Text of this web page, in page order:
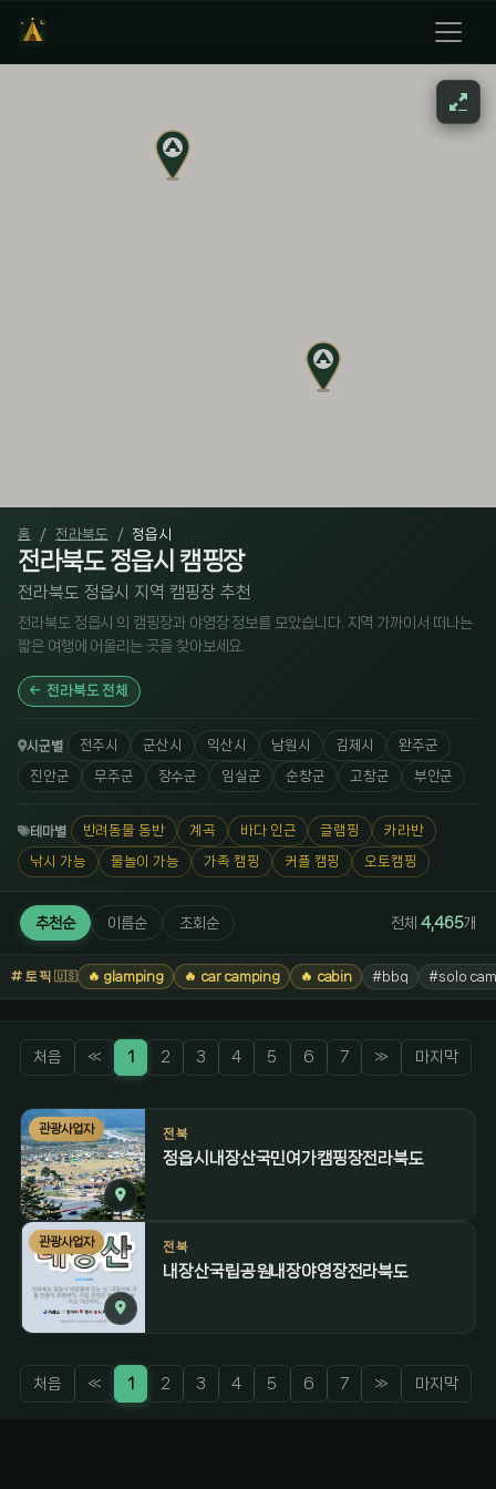
홈 전라북도 정읍시
전라북도 정읍시 캠핑장
전라북도 정읍시 지역 캠핑장 추천
전라북도 정읍시 의 캠핑장과 야영장 정보를 모았습니다. 지역 가까이서 떠나는
짧은 여행에 어울리는 곳을 찾아보세요.
전라북도 전체
시군별 전주시 군산시 익산시 남원시 김제시 완주군
진안군 무주군 장수군 임실군 순창군 고창군 부안군
테마별 반려동물 동반 계곡 바다 인근 글램핑 카라반
낚시 가능 물놀이 가능 가족 캠핑 커플 캠핑 오토캠핑
추천순 이름순 조회순 전체 4,465개
토픽🇺🇸 🔥 glamping 🔥 car camping 🔥 cabin #bbq #solo
처음 « 1 2 3 4 5 6 7 » 마지막
관광사업자 전북
정읍시내장산국민여가캠핑장전라북도
관광사업자 전북
내장산국립공원내장야영장전라북도
처음 « 1 2 3 4 5 6 7 » 마지막